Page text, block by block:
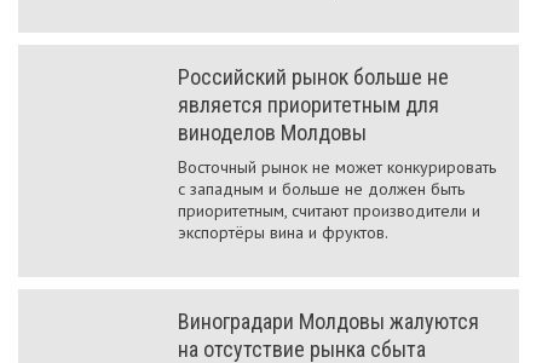
Российский рынок больше не
является приоритетным для
виноделов Молдовы
Восточный рынок не может конкурировать
с западным и больше не должен быть
приоритетным, считают производители и
экспортёры вина и фруктов.
Виноградари Молдовы жалуются
на отсутствие рынка сбыта